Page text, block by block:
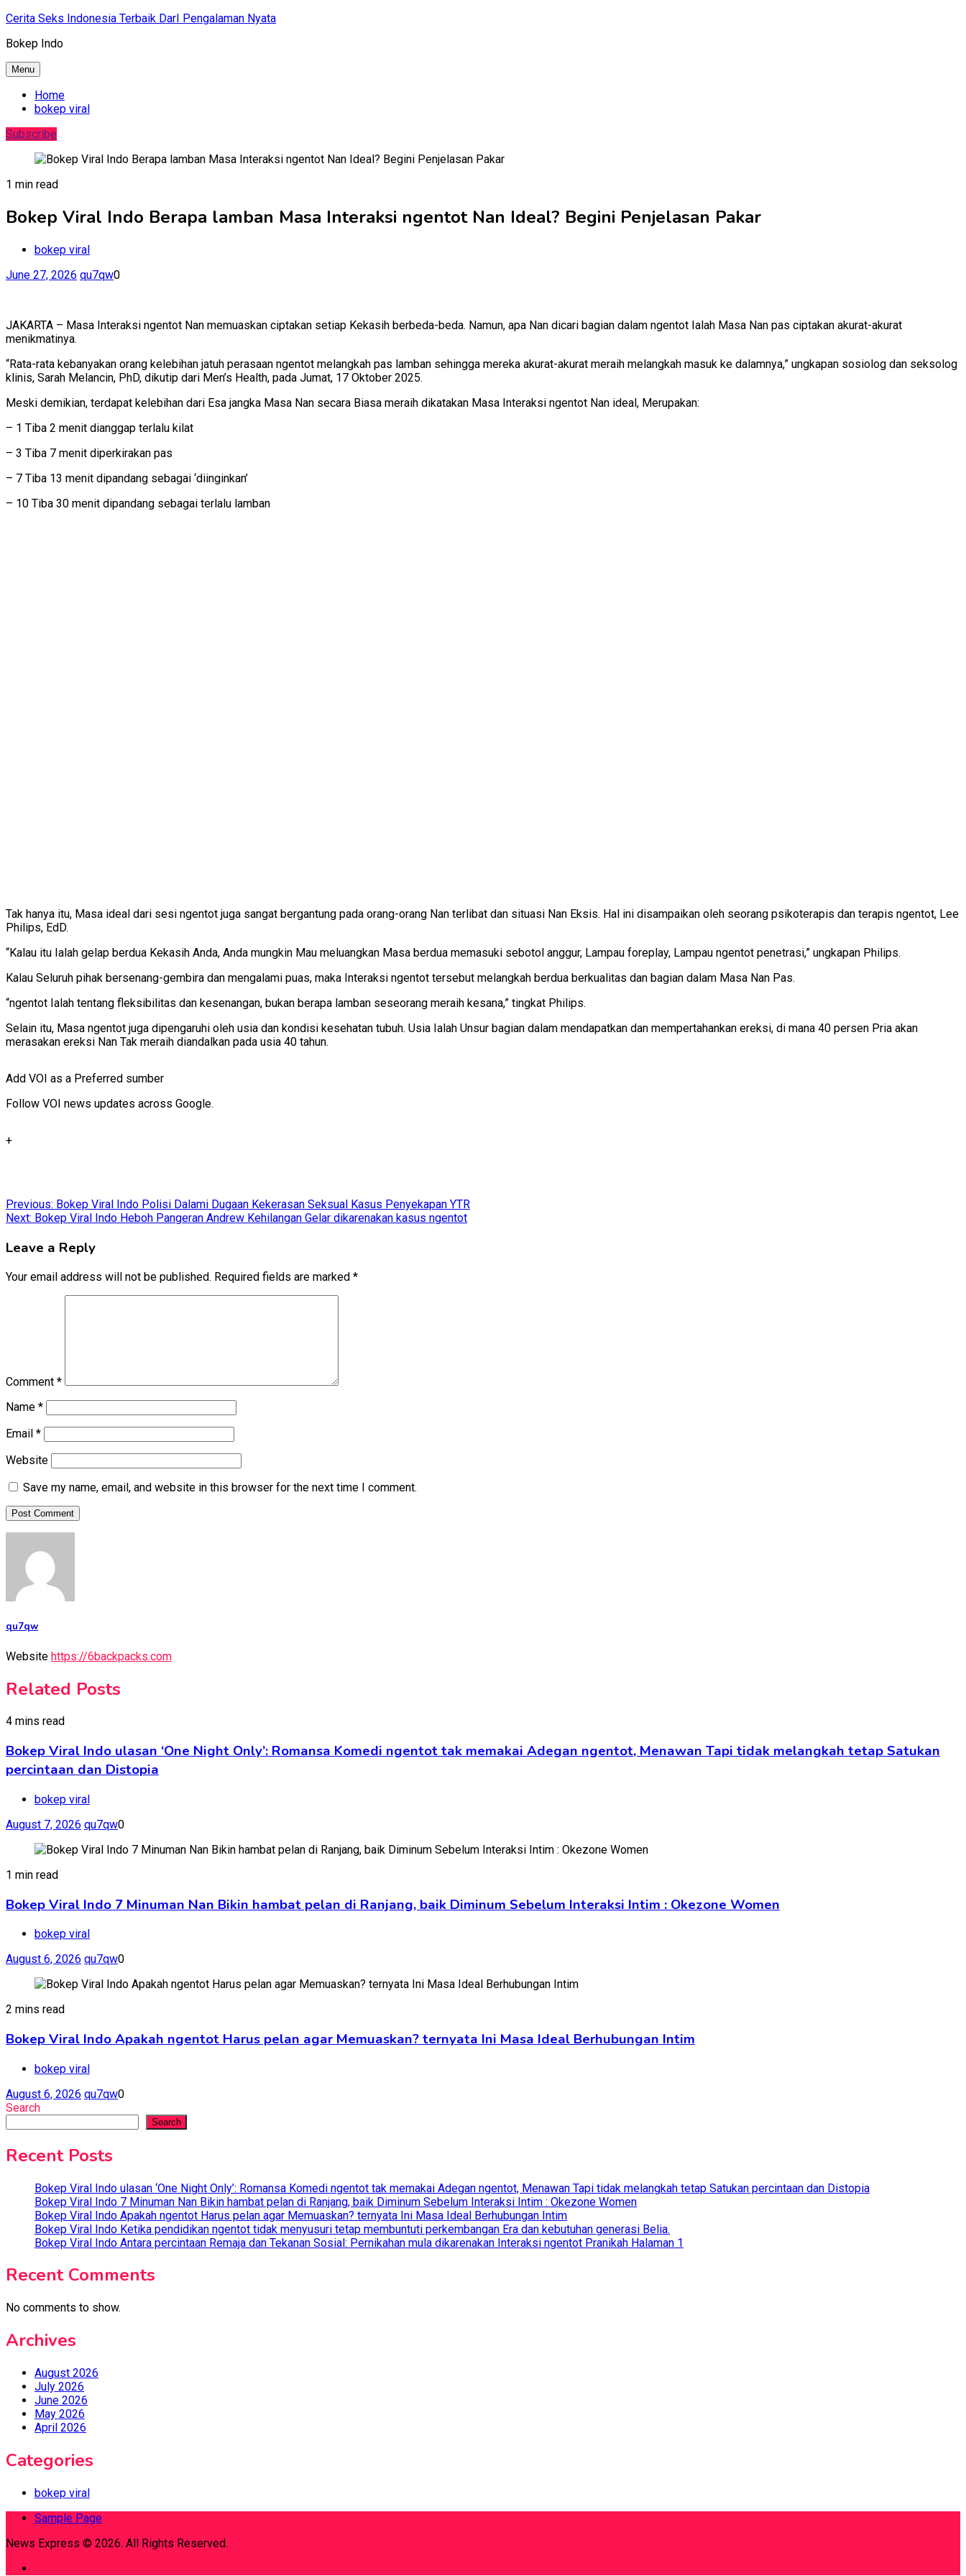
Skip
content
Cerita Seks Indonesia Terbaik DarI Pengalaman Nyata
Bokep Indo
Menu
Home
bokep viral
Subscribe
1 min read
Bokep Viral Indo Berapa lamban Masa Interaksi ngentot Nan Ideal? Begini Penjelasan Pakar
bokep viral
June 27, 2026 qu7qw0
JAKARTA – Masa Interaksi ngentot Nan memuaskan ciptakan setiap Kekasih berbeda-beda. Namun, apa Nan dicari bagian dalam ngentot Ialah Masa Nan pas ciptakan akurat-akurat
menikmatinya.
“Rata-rata kebanyakan orang kelebihan jatuh perasaan ngentot melangkah pas lamban sehingga mereka akurat-akurat meraih melangkah masuk ke dalamnya,” ungkapan sosiolog dan seksolog
klinis, Sarah Melancin, PhD, dikutip dari Men’s Health, pada Jumat, 17 Oktober 2025.
Meski demikian, terdapat kelebihan dari Esa jangka Masa Nan secara Biasa meraih dikatakan Masa Interaksi ngentot Nan ideal, Merupakan:
– 1 Tiba 2 menit dianggap terlalu kilat
– 3 Tiba 7 menit diperkirakan pas
– 7 Tiba 13 menit dipandang sebagai ‘diinginkan’
– 10 Tiba 30 menit dipandang sebagai terlalu lamban
Tak hanya itu, Masa ideal dari sesi ngentot juga sangat bergantung pada orang-orang Nan terlibat dan situasi Nan Eksis. Hal ini disampaikan oleh seorang psikoterapis dan terapis ngentot, Lee
Philips, EdD.
“Kalau itu Ialah gelap berdua Kekasih Anda, Anda mungkin Mau meluangkan Masa berdua memasuki sebotol anggur, Lampau foreplay, Lampau ngentot penetrasi,” ungkapan Philips.
Kalau Seluruh pihak bersenang-gembira dan mengalami puas, maka Interaksi ngentot tersebut melangkah berdua berkualitas dan bagian dalam Masa Nan Pas.
“ngentot Ialah tentang fleksibilitas dan kesenangan, bukan berapa lamban seseorang meraih kesana,” tingkat Philips.
Selain itu, Masa ngentot juga dipengaruhi oleh usia dan kondisi kesehatan tubuh. Usia Ialah Unsur bagian dalam mendapatkan dan mempertahankan ereksi, di mana 40 persen Pria akan
merasakan ereksi Nan Tak meraih diandalkan pada usia 40 tahun.
Add VOI as a Preferred sumber
Follow VOI news updates across Google.
+
Post
navigation
Previous: Bokep Viral Indo Polisi Dalami Dugaan Kekerasan Seksual Kasus Penyekapan YTR
Next: Bokep Viral Indo Heboh Pangeran Andrew Kehilangan Gelar dikarenakan kasus ngentot
Leave a Reply
Your email address will not be published. Required fields are marked *
Comment *
Name *
Email *
Website
Save my name, email, and website in this browser for the next time I comment.
qu7qw
Website https://6backpacks.com
Related Posts
4 mins read
Bokep Viral Indo ulasan ‘One Night Only’: Romansa Komedi ngentot tak memakai Adegan ngentot, Menawan Tapi tidak melangkah tetap Satukan
percintaan dan Distopia
bokep viral
August 7, 2026 qu7qw0
1 min read
Bokep Viral Indo 7 Minuman Nan Bikin hambat pelan di Ranjang, baik Diminum Sebelum Interaksi Intim : Okezone Women
bokep viral
August 6, 2026 qu7qw0
2 mins read
Bokep Viral Indo Apakah ngentot Harus pelan agar Memuaskan? ternyata Ini Masa Ideal Berhubungan Intim
bokep viral
August 6, 2026 qu7qw0
Search
Search
Recent Posts
Bokep Viral Indo ulasan ‘One Night Only’: Romansa Komedi ngentot tak memakai Adegan ngentot, Menawan Tapi tidak melangkah tetap Satukan percintaan dan Distopia
Bokep Viral Indo 7 Minuman Nan Bikin hambat pelan di Ranjang, baik Diminum Sebelum Interaksi Intim : Okezone Women
Bokep Viral Indo Apakah ngentot Harus pelan agar Memuaskan? ternyata Ini Masa Ideal Berhubungan Intim
Bokep Viral Indo Ketika pendidikan ngentot tidak menyusuri tetap membuntuti perkembangan Era dan kebutuhan generasi Belia.
Bokep Viral Indo Antara percintaan Remaja dan Tekanan Sosial: Pernikahan mula dikarenakan Interaksi ngentot Pranikah Halaman 1
Recent Comments
No comments to show.
Archives
August 2026
July 2026
June 2026
May 2026
April 2026
Categories
bokep viral
Sample Page
News Express © 2026. All Rights Reserved.